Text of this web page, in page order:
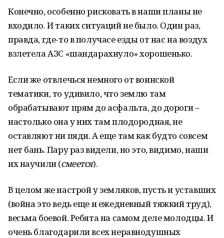
Конечно, особенно рисковать в наши планы не
входило. И таких ситуаций не было. Один раз,
правда, где-то в получасе езды от нас на воздух
взлетела АЗС «шандарахнуло» хорошенько.
Если же отвлечься немного от воинской
тематики, то удивило, что землю там
обрабатывают прям до асфальта, до дороги –
настолько она у них там плодородная, не
оставляют ни пяди. А еще там как будто совсем
нет бань. Пару раз видели, но это, видимо, наши
их научили (смеется).
В целом же настрой у земляков, пусть и уставших
(война это ведь еще и ежедневный тяжкий труд),
весьма боевой. Ребята на самом деле молодцы. И
очень благодарили всех неравнодушных